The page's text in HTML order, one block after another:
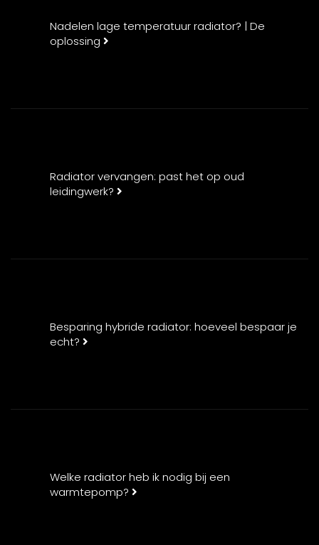
Nadelen lage temperatuur radiator? | De
oplossing
Radiator vervangen: past het op oud
leidingwerk?
Besparing hybride radiator: hoeveel bespaar je
echt?
Welke radiator heb ik nodig bij een
warmtepomp?